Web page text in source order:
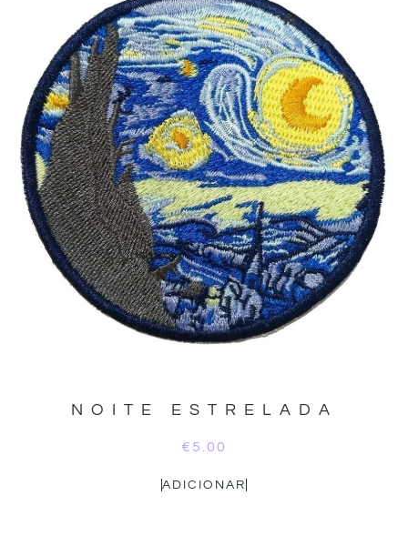
NOITE ESTRELADA
€ 5.00
ADICIONAR